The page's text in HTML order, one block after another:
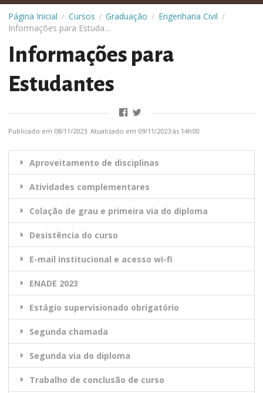
Página Inicial / Cursos / Graduação / Engenharia Civil /
Informações para Estudantes
Informações para
Estudantes
Publicado em 08/11/2023. Atualizado em 09/11/2023 às 14h00
Aproveitamento de disciplinas
Atividades complementares
Colação de grau e primeira via do diploma
Desistência do curso
E-mail institucional e acesso wi-fi
ENADE 2023
Estágio supervisionado obrigatório
Segunda chamada
Segunda via do diploma
Trabalho de conclusão de curso